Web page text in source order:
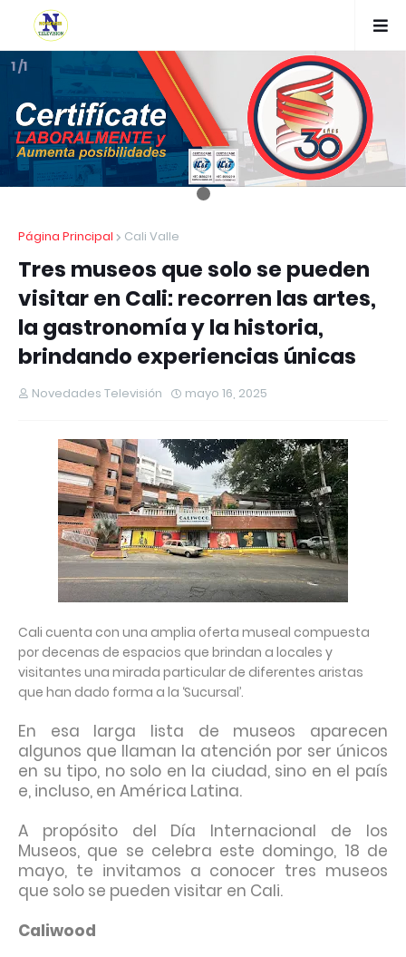
1 /1
Página Principal Cali Valle
Tres museos que solo se pueden
visitar en Cali: recorren las artes,
la gastronomía y la historia,
brindando experiencias únicas
Novedades Televisión mayo 16, 2025
Cali cuenta con una amplia oferta museal compuesta
por decenas de espacios que brindan a locales y
visitantes una mirada particular de diferentes aristas
que han dado forma a la ‘Sucursal’.
En esa larga lista de museos aparecen
algunos que llaman la atención por ser únicos
en su tipo, no solo en la ciudad, sino en el país
e, incluso, en América Latina.
A propósito del Día Internacional de los
Museos, que se celebra este domingo, 18 de
mayo, te invitamos a conocer tres museos
que solo se pueden visitar en Cali.
Caliwood